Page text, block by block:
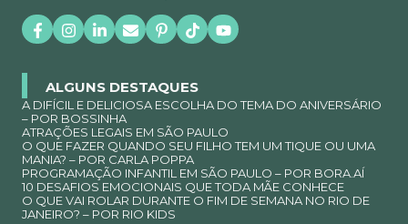
ALGUNS DESTAQUES
A DIFÍCIL E DELICIOSA ESCOLHA DO TEMA DO ANIVERSÁRIO
– POR BOSSINHA
ATRAÇÕES LEGAIS EM SÃO PAULO
O QUE FAZER QUANDO SEU FILHO TEM UM TIQUE OU UMA
MANIA? – POR CARLA POPPA
PROGRAMAÇÃO INFANTIL EM SÃO PAULO – POR BORA.AÍ
10 DESAFIOS EMOCIONAIS QUE TODA MÃE CONHECE
O QUE VAI ROLAR DURANTE O FIM DE SEMANA NO RIO DE
JANEIRO? – POR RIO KIDS